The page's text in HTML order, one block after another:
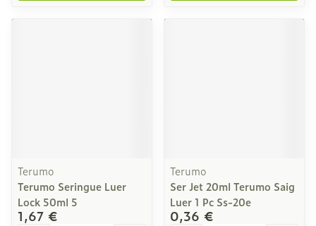
Terumo
Terumo Seringue Luer
Lock 50ml 5
1,67 €
Terumo
Ser Jet 20ml Terumo Saig
Luer 1 Pc Ss-20e
0,36 €